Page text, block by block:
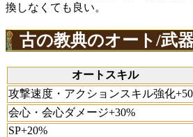
換しなくても良い。
古の教典のオート/武
オートスキル
攻撃速度・アクションスキル強化
会心・会心ダメージ+30%
SP+20%